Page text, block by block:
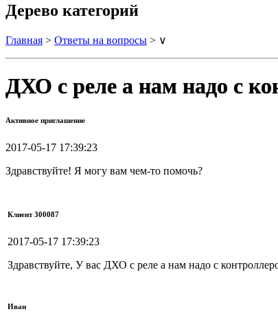
Дерево категорий
Главная > Ответы на вопросы > ∨
ДХО с реле а нам надо с
Активное приглашение
2017-05-17 17:39:23
Здравствуйте! Я могу вам чем-то помочь?
Клиент 300087
2017-05-17 17:39:23
Здравствуйте, У вас ДХО с реле а нам надо с
Иван